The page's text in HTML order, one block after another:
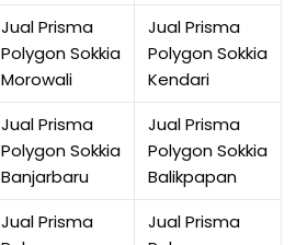
Jual Prisma
Polygon Sokkia
Morowali
Jual Prisma
Polygon Sokkia
Kendari
Jual Prisma
Polygon Sokkia
Banjarbaru
Jual Prisma
Polygon Sokkia
Balikpapan
Jual Prisma
Jual Prisma